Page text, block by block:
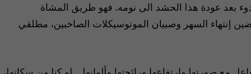
بعد عودة هذا الحشد الى نومه. فهو طريق المشاة
إنتهاء السهر وصبيان الموتوسيكلات الصاخبين، مطلقي